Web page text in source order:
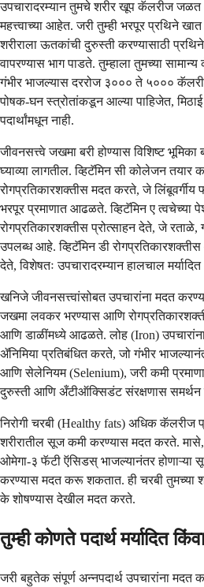
उपचारादरम्यान तुमचे शरीर खूप कॅलरीज
महत्त्वाच्या आहेत. जरी तुम्ही भरपूर प्रथिने
शरीराला ऊतकांची दुरुस्ती करण्यासाठी
वापरण्यास भाग पाडते. तुम्हाला तुमच्या
गंभीर भाजल्यास दररोज ३००० ते ५०००
पोषक-घन स्त्रोतांकडून आल्या पाहिजेत,
पदार्थांमधून नाही.
जीवनसत्त्वे जखमा बरी होण्यास विशिष्ट
घ्याव्या लागतील. व्हिटॅमिन सी कोलेजन
रोगप्रतिकारशक्तीस मदत करते, जे लिंबूवर्गीय
भरपूर प्रमाणात आढळते. व्हिटॅमिन ए त्वचेच्या
रोगप्रतिकारशक्तीस प्रोत्साहन देते, जे
उपलब्ध आहे. व्हिटॅमिन डी
देते, विशेषतः उपचारादरम्यान हालचाल
खनिजे जीवनसत्त्वांसोबत उपचारांना मदत
जखमा लवकर भरण्यास आणि
आणि डाळींमध्ये आढळते. लोह (Iron)
ॲनिमिया प्रतिबंधित करते, जो गंभीर
आणि सेलेनियम (Selenium), जरी कमी
दुरुस्ती आणि अँटीऑक्सिडंट संरक्षणास समर्थन
निरोगी चरबी (Healthy fats) अधिक कॅलरीज
शरीरातील सूज कमी करण्यास मदत करते.
ओमेगा-३ फॅटी ऍसिडस् भाजल्यानंतर होणाऱ्या
करण्यास मदत करू शकतात. ही चरबी तुमच्या
के शोषण्यास देखील मदत करते.
तुम्ही कोणते पदार्थ मर्यादित
जरी बहुतेक संपूर्ण अन्नपदार्थ उपचारांना मदत